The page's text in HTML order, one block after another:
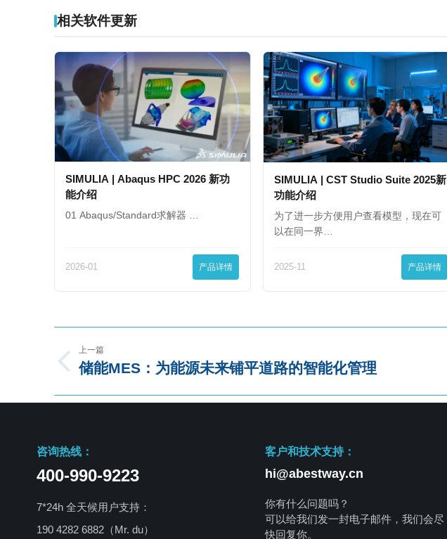
相关软件更新
SIMULIA | Abaqus HPC 2026 新功
能介绍
01 Abaqus/Standard求解器 …
2026-01 产品详情
SIMULIA | CST Studio Suite 2025新
功能介绍
为了进一步方便用户查看模型，现在可
以在同一界…
2025-11 产品详情
上一篇
储能MES：为能源未来铺平道路的智能化管理
咨询热线：
400-990-9223
7*24h 全天候用户支持：
190 4282 6882（Mr. du）
客户和技术支持：
hi@abestway.cn
你有什么问题吗？
可以给我们发一封电子邮件，我们会尽
快回复你。